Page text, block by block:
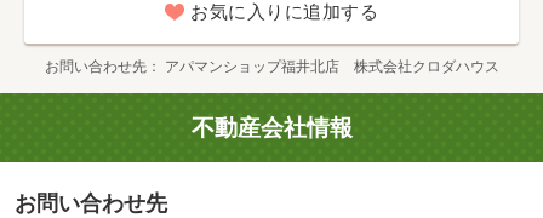
お気に入りに追加する
お問い合わせ先 アパマンショップ福井北店 株式会社クロダハウス
不動産会社情報
お問い合わせ先